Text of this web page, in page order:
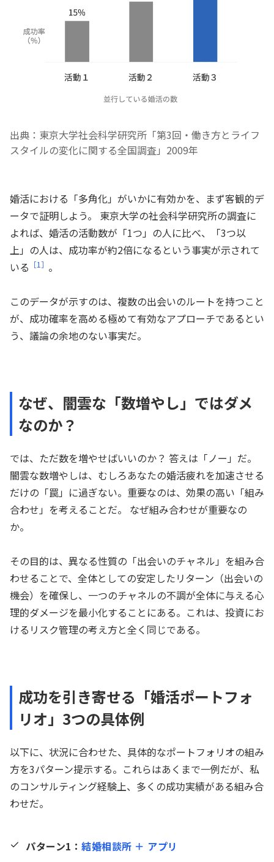
出典：東京大学社会科学研究所「第3回・働き方とライフ
スタイルの変化に関する全国調査」2009年
婚活における「多角化」がいかに有効かを、まず客観的デ
ータで証明しよう。 東京大学の社会科学研究所の調査に
よれば、婚活の活動数が「1つ」の人に比べ、「3つ以
上」の人は、成功率が約2倍になるという事実が示されて
いる ［1］ 。
このデータが示すのは、複数の出会いのルートを持つこと
が、成功確率を高める極めて有効なアプローチであるとい
う、議論の余地のない事実だ。
なぜ、闇雲な「数増やし」ではダメ
なのか？
では、ただ数を増やせばいいのか？ 答えは「ノー」だ。
闇雲な数増やしは、むしろあなたの婚活疲れを加速させる
だけの「罠」に過ぎない。重要なのは、効果の高い「組み
合わせ」を考えることだ。 なぜ組み合わせが重要なの
か。
その目的は、異なる性質の「出会いのチャネル」を組み合
わせることで、全体としての安定したリターン（出会いの
機会）を確保し、一つのチャネルの不調が全体に与える心
理的ダメージを最小化することにある。これは、投資にお
けるリスク管理の考え方と全く同じである。
成功を引き寄せる「婚活ポートフォ
リオ」3つの具体例
以下に、状況に合わせた、具体的なポートフォリオの組み
方を3パターン提示する。これらはあくまで一例だが、私
のコンサルティング経験上、多くの成功実績がある組み合
わせだ。
パターン1： 結婚相談所 ＋ アプリ